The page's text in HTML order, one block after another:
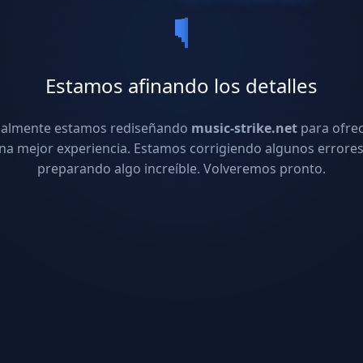
Estamos afinando los detalles
estamos rediseñando music-strike.net para
mejor experiencia. Estamos corrigiendo algunos
preparando algo increíble. Volveremos pronto.